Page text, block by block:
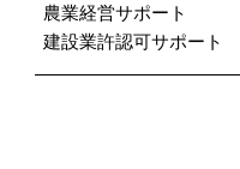
農業経営サポート
建設業許認可サポート